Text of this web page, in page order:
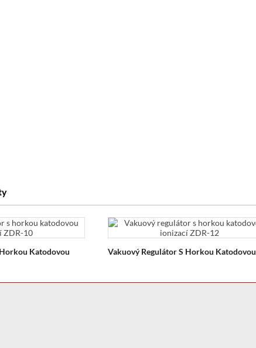
Katodovou
Vakuový Regulátor S Horkou Katodovou